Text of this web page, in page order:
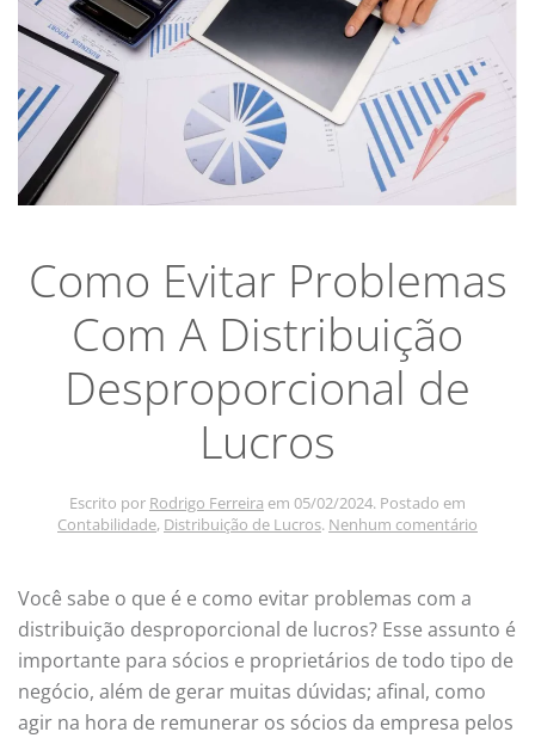
Como Evitar Problemas
Com A Distribuição
Desproporcional de
Lucros
Escrito por Rodrigo Ferreira em 05/02/2024. Postado em
Contabilidade, Distribuição de Lucros. Nenhum comentário
A
de
Lucros
Você sabe o que é e como evitar problemas com a
distribuição desproporcional de lucros? Esse assunto é
importante para sócios e proprietários de todo tipo de
negócio, além de gerar muitas dúvidas; afinal, como
agir na hora de remunerar os sócios da empresa pelos